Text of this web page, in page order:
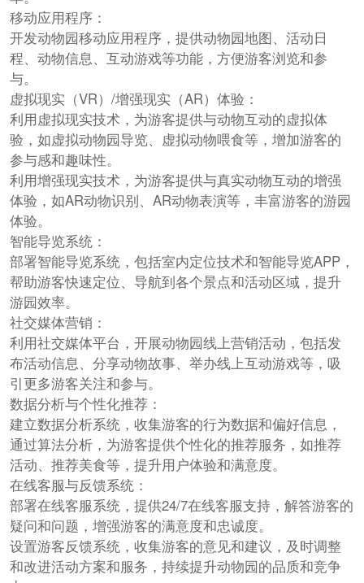
移动应用程序：
开发动物园移动应用程序，提供动物园地图、活动日
程、动物信息、互动游戏等功能，方便游客浏览和参
与。
虚拟现实（VR）/增强现实（AR）体验：
利用虚拟现实技术，为游客提供与动物互动的虚拟体
验，如虚拟动物园导览、虚拟动物喂食等，增加游客的
参与感和趣味性。
利用增强现实技术，为游客提供与真实动物互动的增强
体验，如AR动物识别、AR动物表演等，丰富游客的游园
体验。
智能导览系统：
部署智能导览系统，包括室内定位技术和智能导览APP，
帮助游客快速定位、导航到各个景点和活动区域，提升
游园效率。
社交媒体营销：
利用社交媒体平台，开展动物园线上营销活动，包括发
布活动信息、分享动物故事、举办线上互动游戏等，吸
引更多游客关注和参与。
数据分析与个性化推荐：
建立数据分析系统，收集游客的行为数据和偏好信息，
通过算法分析，为游客提供个性化的推荐服务，如推荐
活动、推荐美食等，提升用户体验和满意度。
在线客服与反馈系统：
部署在线客服系统，提供24/7在线客服支持，解答游客的
疑问和问题，增强游客的满意度和忠诚度。
设置游客反馈系统，收集游客的意见和建议，及时调整
和改进活动方案和服务，持续提升动物园的品质和竞争